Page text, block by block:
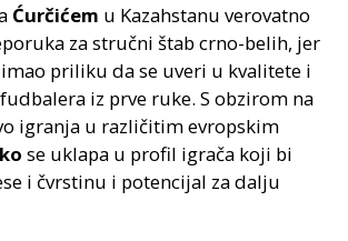
Ćurčićem u Kazahstanu verovatno
za stručni štab crno-belih, jer
priliku da se uveri u kvalitete i
iz prve ruke. S obzirom na
igranja u različitim evropskim
se uklapa u profil igrača koji bi
i čvrstinu i potencijal za dalju